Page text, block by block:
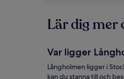
Ytterligare
villkor
gälla.
Lär dig mer
Var ligger
Långholmen ligger i
kan du stanna till och